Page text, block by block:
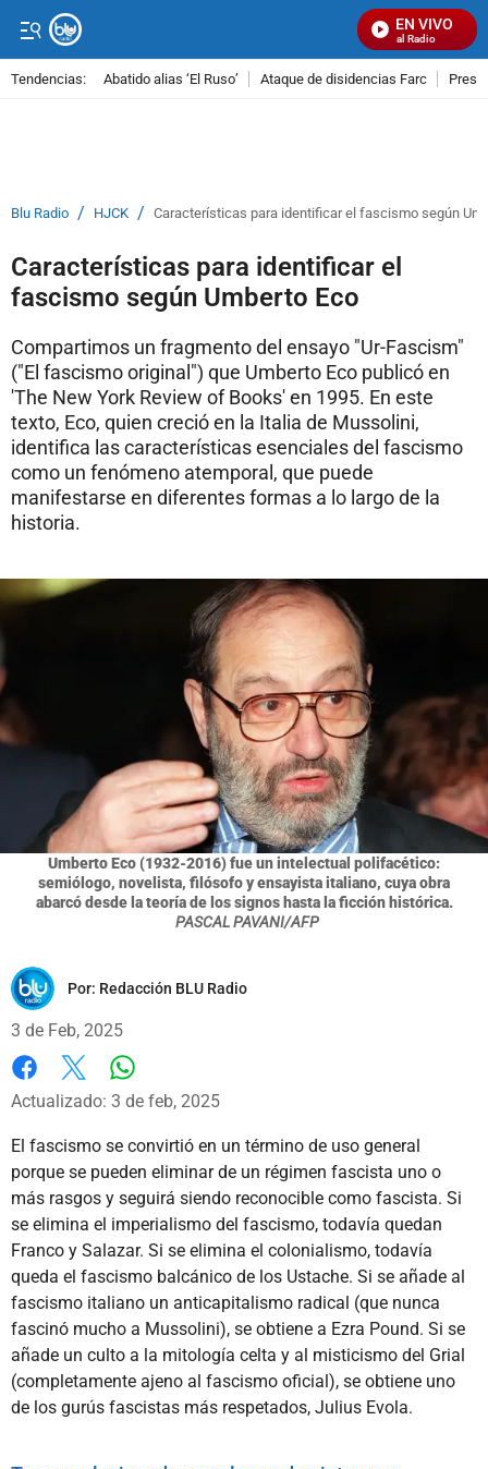
EN VIVO
Señal Visual Radio
Tendencias: Abatido alias ‘El Ruso’ Ataque de disidencias Farc
Blu Radio / HJCK / Características para identificar el fascismo según
Características para identificar el
fascismo según Umberto Eco
Compartimos un fragmento del ensayo "Ur-Fascism"
("El fascismo original") que Umberto Eco publicó en
'The New York Review of Books' en 1995. En este
texto, Eco, quien creció en la Italia de Mussolini,
identifica las características esenciales del fascismo
como un fenómeno atemporal, que puede
manifestarse en diferentes formas a lo largo de la
historia.
Umberto Eco (1932-2016) fue un intelectual polifacético:
semiólogo, novelista, filósofo y ensayista italiano, cuya obra
abarcó desde la teoría de los signos hasta la ficción histórica.
PASCAL PAVANI/AFP
Por: Redacción BLU Radio
3 de Feb, 2025
Facebook
X
Actualizado: 3 de feb, 2025
El fascismo se convirtió en un término de uso general
porque se pueden eliminar de un régimen fascista uno o
más rasgos y seguirá siendo reconocible como fascista. Si
se elimina el imperialismo del fascismo, todavía quedan
Franco y Salazar. Si se elimina el colonialismo, todavía
queda el fascismo balcánico de los Ustache. Si se añade al
fascismo italiano un anticapitalismo radical (que nunca
fascinó mucho a Mussolini), se obtiene a Ezra Pound. Si se
añade un culto a la mitología celta y al misticismo del Grial
(completamente ajeno al fascismo oficial), se obtiene uno
de los gurús fascistas más respetados, Julius Evola.